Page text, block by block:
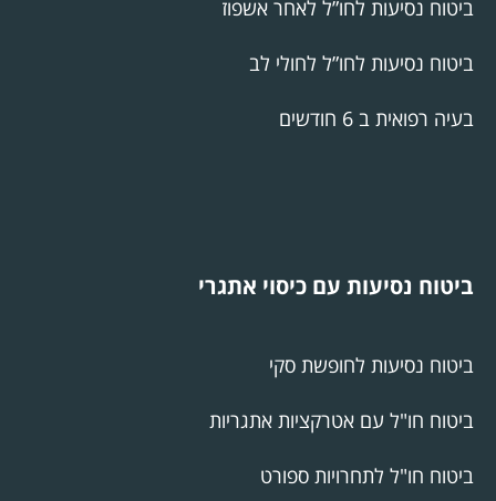
ביטוח נסיעות לחו”ל לאחר אשפוז
ביטוח נסיעות לחו”ל לחולי לב
בעיה רפואית ב 6 חודשים
ביטוח נסיעות עם כיסוי אתגרי
ביטוח נסיעות לחופשת סקי
ביטוח חו"ל עם אטרקציות אתגריות
ביטוח חו"ל לתחרויות ספורט